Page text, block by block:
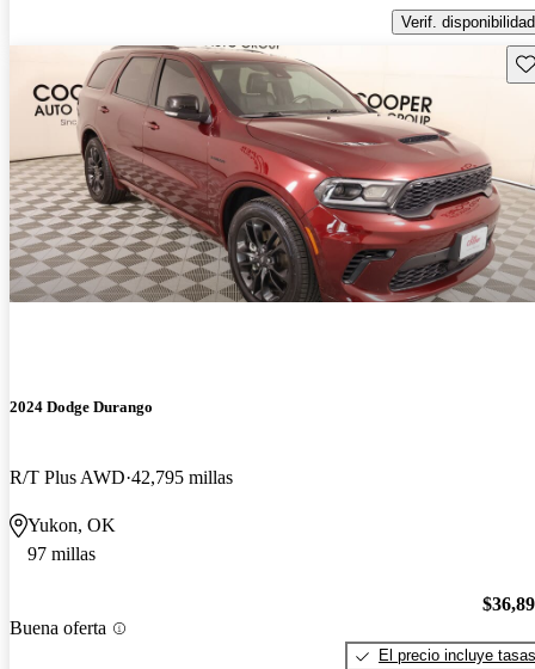
Verif. disponibilidad
2024 Dodge Durango
R/T Plus AWD 42,795 millas
Yukon, OK
97 millas
Buena oferta
El precio incluye tasas